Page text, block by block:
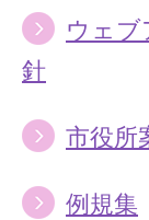
ウェブ
針
市役所
例規集